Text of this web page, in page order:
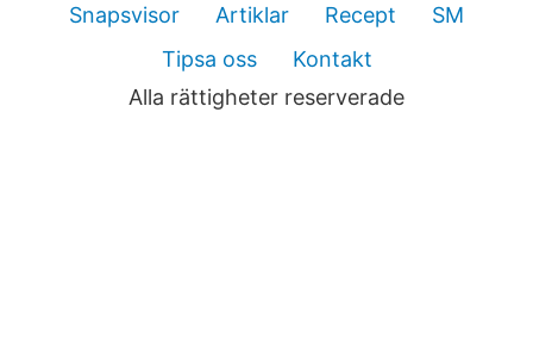
Snapsvisor
Artiklar Recept
SM
Tipsa oss
Kontakt
Alla rättigheter reserverade